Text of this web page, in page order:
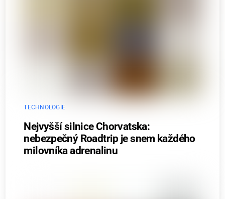
TECHNOLOGIE
Nejvyšší silnice Chorvatska:
nebezpečný Roadtrip je snem každého
milovníka adrenalinu